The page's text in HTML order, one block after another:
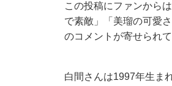
この投稿にファンから
で素敵」「美瑠の可愛
のコメントが寄せられて
白間さんは1997年生ま